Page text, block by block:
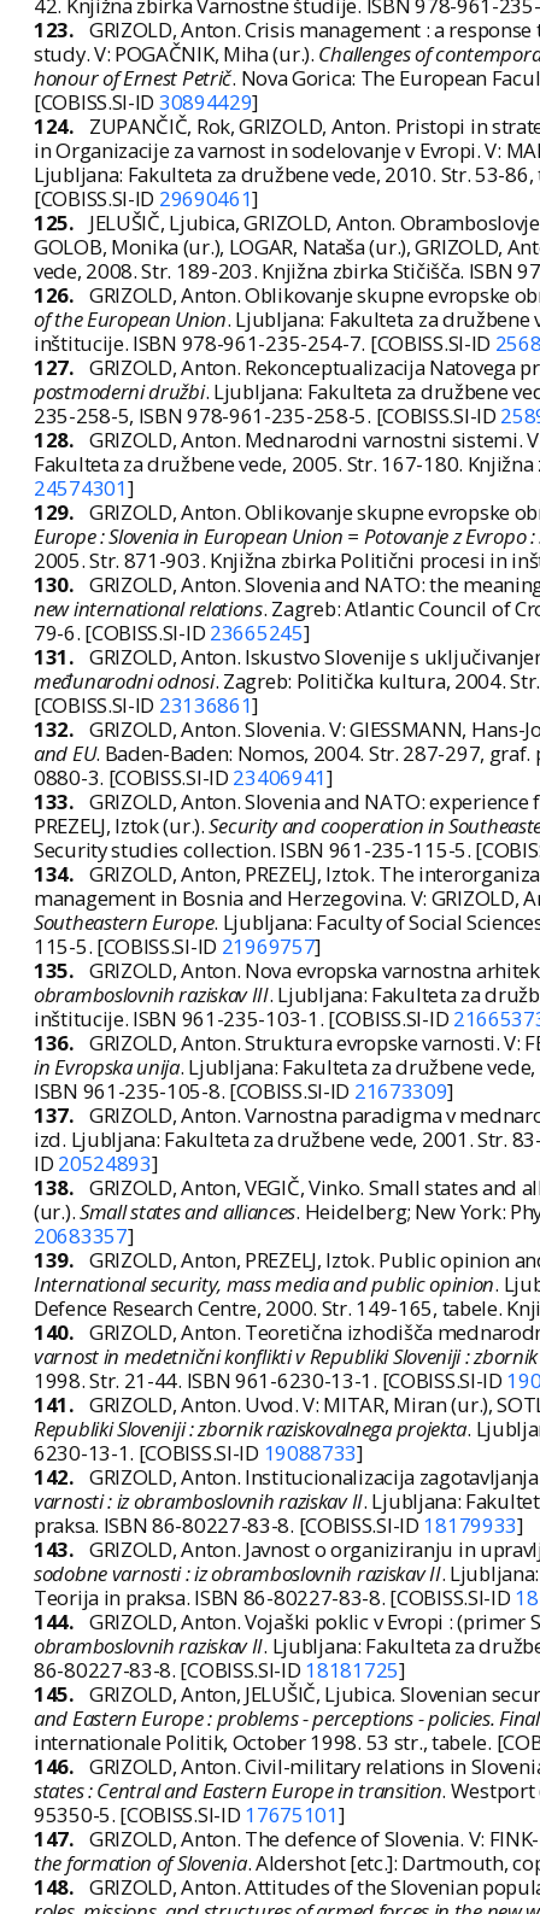
123. GRIZOLD, Anton. Crisis management : a
study. V: POGAČNIK, Miha (ur.). Challenges of
honour of Ernest Petrič. Nova Gorica: The European
[COBISS.SI-ID 30894429]
124.
ZUPANČIČ, Rok, GRIZOLD, Anton. Pristopi in
in Organizacije za varnost in sodelovanje v Evropi. V:
Ljubljana: Fakulteta za družbene vede, 2010. Str. 53-
[COBISS.SI-ID 29690461]
125.
JELUŠIČ, Ljubica, GRIZOLD, Anton.
GOLOB, Monika (ur.), LOGAR, Nataša (ur.), GRIZOLD,
vede, 2008. Str. 189-203. Knjižna zbirka Stičišča. ISBN
126. GRIZOLD, Anton. Oblikovanje skupne evropske
of the European Union. Ljubljana: Fakulteta za
inštitucije. ISBN 978-961-235-254-7. [COBISS.SI-ID
127. GRIZOLD, Anton. Rekonceptualizacija Natovega
postmoderni družbi. Ljubljana: Fakulteta za družbene
235-258-5, ISBN 978-961-235-258-5. [COBISS.SI-ID
128. GRIZOLD, Anton. Mednarodni varnostni sistemi.
Fakulteta za družbene vede, 2005. Str. 167-180.
24574301]
129. GRIZOLD, Anton. Oblikovanje skupne evropske
Europe : Slovenia in European Union = Potovanje z Evropo
2005. Str. 871-903. Knjižna zbirka Politični procesi in
130. GRIZOLD, Anton. Slovenia and NATO: the
new international relations. Zagreb: Atlantic Council of
79-6. [COBISS.SI-ID 23665245]
131. GRIZOLD, Anton. Iskustvo Slovenije s
međunarodni odnosi. Zagreb: Politička kultura, 2004.
[COBISS.SI-ID 23136861]
132. GRIZOLD, Anton. Slovenia. V: GIESSMANN, Hans-
and EU. Baden-Baden: Nomos, 2004. Str. 287-297,
0880-3. [COBISS.SI-ID 23406941]
133. GRIZOLD, Anton. Slovenia and NATO:
PREZELJ, Iztok (ur.).Security and cooperation in
Security studies collection. ISBN 961-235-115-5.
134. GRIZOLD, Anton, PREZELJ, Iztok. The
management in Bosnia and Herzegovina. V: GRIZOLD,
Southeastern Europe. Ljubljana: Faculty of Social
115-5. [COBISS.SI-ID 21969757]
135. GRIZOLD, Anton. Nova evropska varnostna
obramboslovnih raziskav III. Ljubljana: Fakulteta za
inštitucije. ISBN 961-235-103-1. [COBISS.SI-ID
136. GRIZOLD, Anton. Struktura evropske varnosti. V:
in Evropska unija. Ljubljana: Fakulteta za družbene
ISBN 961-235-105-8. [COBISS.SI-ID 21673309]
137. GRIZOLD, Anton. Varnostna paradigma v
izd. Ljubljana: Fakulteta za družbene vede, 2001. Str.
ID 20524893]
138. GRIZOLD, Anton, VEGIČ, Vinko. Small states and
(ur.).Small states and alliances. Heidelberg; New York:
20683357]
139. GRIZOLD, Anton, PREZELJ, Iztok. Public opinion
International security, mass media and public opinion.
Defence Research Centre, 2000. Str. 149-165, tabele.
140. GRIZOLD, Anton. Teoretična izhodišča
varnost in medetnični konflikti v Republiki Sloveniji :
1998. Str. 21-44. ISBN 961-6230-13-1. [COBISS.SI-ID
141. GRIZOLD, Anton. Uvod. V: MITAR, Miran (ur.),
Republiki Sloveniji : zbornik raziskovalnega projekta.
6230-13-1. [COBISS.SI-ID 19088733]
142. GRIZOLD, Anton. Institucionalizacija
varnosti : iz obramboslovnih raziskav II. Ljubljana:
praksa. ISBN 86-80227-83-8. [COBISS.SI-ID 18179933]
143. GRIZOLD, Anton. Javnost o organiziranju in
sodobne varnosti : iz obramboslovnih raziskav II.
Teorija in praksa. ISBN 86-80227-83-8. [COBISS.SI-ID
144. GRIZOLD, Anton. Vojaški poklic v Evropi : (primer
obramboslovnih raziskav II. Ljubljana: Fakulteta za
86-80227-83-8. [COBISS.SI-ID 18181725]
145. GRIZOLD, Anton, JELUŠIČ, Ljubica. Slovenian
and Eastern Europe : problems - perceptions - policies.
internationale Politik, October 1998. 53 str., tabele.
146. GRIZOLD, Anton. Civil-military relations in
states : Central and Eastern Europe in transition. Westport
95350-5. [COBISS.SI-ID 17675101]
147. GRIZOLD, Anton. The defence of Slovenia. V:
the formation of Slovenia. Aldershot [etc.]: Dartmouth,
148. GRIZOLD, Anton. Attitudes of the Slovenian